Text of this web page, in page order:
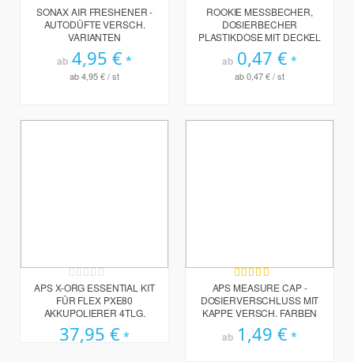
80%
SONAX AIR FRESHENER -
AUTODÜFTE VERSCH.
VARIANTEN
ab 4,95 €
ab4,95 €/ st
100%
ROOKIE MESSBECHER,
DOSIERBECHER
PLASTIKDOSE MIT DECKEL
ab 0,47 €
ab0,47 €/ st
Rating:
0%
APS X-ORG ESSENTIAL KIT
FÜR FLEX PXE80
AKKUPOLIERER 4TLG.
37,95 €
Bewertung:
97%
APS MEASURE CAP -
DOSIERVERSCHLUSS MIT
KAPPE VERSCH. FARBEN
ab 1,49 €